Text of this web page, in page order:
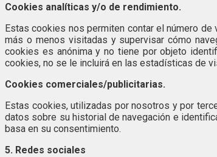
Cookies analíticas y/o de rendimiento.
Estas cookies nos permiten contar el número
más o menos visitadas y supervisar cómo
cookies es anónima y no tiene por objeto
cookies, no se le incluirá en las estadísticas de
Cookies comerciales/publicitarias.
Estas cookies, utilizadas por nosotros y por
datos sobre su historial de navegación e
basa en su consentimiento.
5. Redes sociales